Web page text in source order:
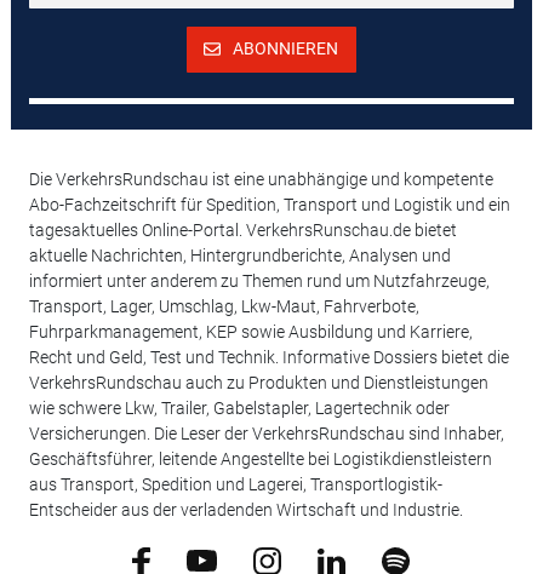
ABONNIEREN
Die VerkehrsRundschau ist eine unabhängige und kompetente
Abo-Fachzeitschrift für Spedition, Transport und Logistik und ein
tagesaktuelles Online-Portal. VerkehrsRunschau.de bietet
aktuelle Nachrichten, Hintergrundberichte, Analysen und
informiert unter anderem zu Themen rund um Nutzfahrzeuge,
Transport, Lager, Umschlag, Lkw-Maut, Fahrverbote,
Fuhrparkmanagement, KEP sowie Ausbildung und Karriere,
Recht und Geld, Test und Technik. Informative Dossiers bietet die
VerkehrsRundschau auch zu Produkten und Dienstleistungen
wie schwere Lkw, Trailer, Gabelstapler, Lagertechnik oder
Versicherungen. Die Leser der VerkehrsRundschau sind Inhaber,
Geschäftsführer, leitende Angestellte bei Logistikdienstleistern
aus Transport, Spedition und Lagerei, Transportlogistik-
Entscheider aus der verladenden Wirtschaft und Industrie.